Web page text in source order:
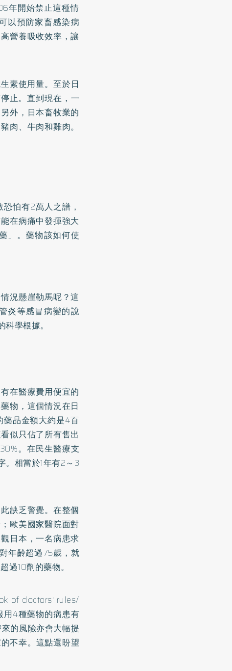
年開始禁止這種情
以預防家畜感染病
營養吸收效率，讓
素使用量。至於日
止。直到現在，一
外，日本畜牧業的
肉、牛肉和雞肉。
怕有2萬人之譜，
在病痛中發揮強大
」。藥物該如何使
況懸崖勒馬呢？這
炎等感冒病變的說
學根據。
在醫療費用便宜的
物，這個情況在日
藥品金額大約是4百
似只佔了所有售出
。在民生醫療支
。相當於1年有2～3
缺乏警覺。在整個
歐美國家醫院面對
日本，一名病患求
年齡超過75歲，就
過10劑的藥物。
of doctors' rules/
4種藥物的病患有
的風險亦會大幅提
不幸。這點還盼望